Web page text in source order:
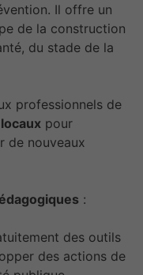
Il offre un
de la construction
du stade de la
professionnels de
pour
de nouveaux
:
des outils
des actions de